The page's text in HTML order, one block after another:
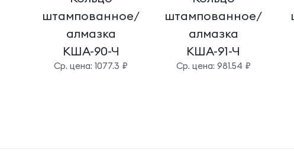
штампованное/
алмазка
КША-90-Ч
Cр. цена: 1077.3 ₽
штампованное/
алмазка
КША-91-Ч
Cр. цена: 981.54 ₽